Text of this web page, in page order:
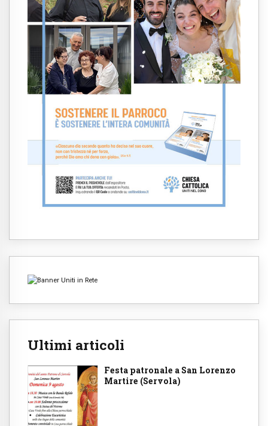
Ultimi articoli
Festa patronale a San Lorenzo
Martire (Servola)